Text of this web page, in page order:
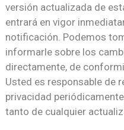
versión actualizada de
entrará en vigor
notificación. Podemos
informarle sobre los
directamente, de
Usted es responsable de
privacidad
tanto de cualquier